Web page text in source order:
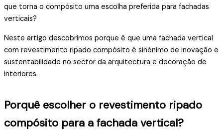
que torna o compósito uma escolha preferida para fachadas
verticais?
Neste artigo descobrimos porque é que uma fachada vertical
com revestimento ripado compósito é sinónimo de inovação e
sustentabilidade no sector da arquitectura e decoração de
interiores.
Porquê escolher o revestimento ripado
compósito para a fachada vertical?